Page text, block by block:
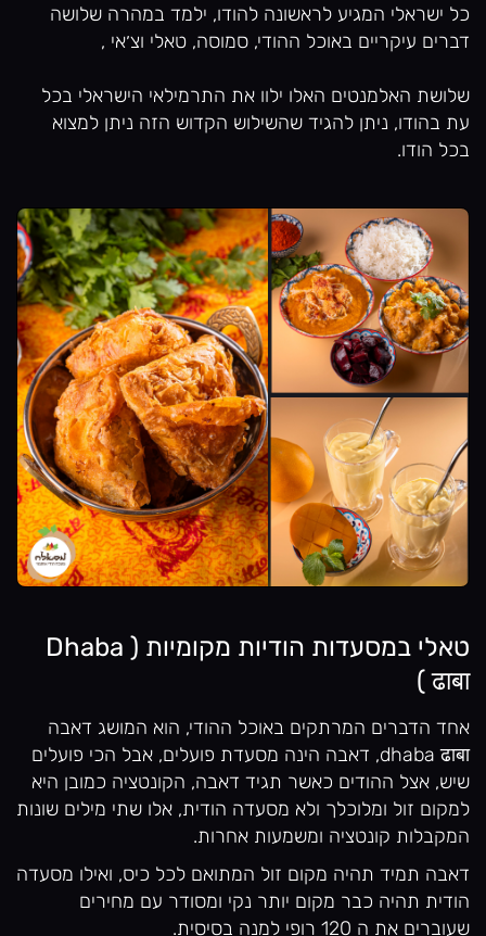
כל ישראלי המגיע לראשונה להודו, ילמד במהרה שלושה
דברים עיקריים באוכל ההודי, סמוסה, טאלי וצ׳אי ,
שלושת האלמנטים האלו ילוו את התרמילאי הישראלי בכל
עת בהודו, ניתן להגיד שהשילוש הקדוש הזה ניתן למצוא
בכל הודו.
טאלי במסעדות הודיות מקומיות ( Dhaba
ढाबा )
אחד הדברים המרתקים באוכל ההודי, הוא המושג דאבה
dhaba ढाबा, דאבה הינה מסעדת פועלים, אבל הכי פועלים
שיש, אצל ההודים כאשר תגיד דאבה, הקונטציה כמובן היא
למקום זול ומלוכלך ולא מסעדה הודית, אלו שתי מילים שונות
המקבלות קונטציה ומשמעות אחרות.
דאבה תמיד תהיה מקום זול המתואם לכל כיס, ואילו מסעדה
הודית תהיה כבר מקום יותר נקי ומסודר עם מחירים
שעוברים את ה 120 רופי למנה בסיסית.